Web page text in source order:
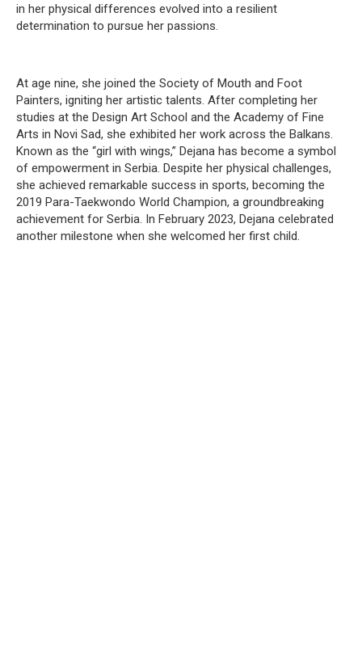
in her physical differences evolved into a resilient
determination to pursue her passions.
At age nine, she joined the Society of Mouth and Foot
Painters, igniting her artistic talents. After completing her
studies at the Design Art School and the Academy of Fine
Arts in Novi Sad, she exhibited her work across the Balkans.
Known as the “girl with wings,” Dejana has become a symbol
of empowerment in Serbia. Despite her physical challenges,
she achieved remarkable success in sports, becoming the
2019 Para-Taekwondo World Champion, a groundbreaking
achievement for Serbia. In February 2023, Dejana celebrated
another milestone when she welcomed her first child.